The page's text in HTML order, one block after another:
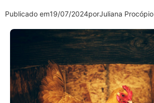
Publicado em19/07/2024porJuliana Procópio